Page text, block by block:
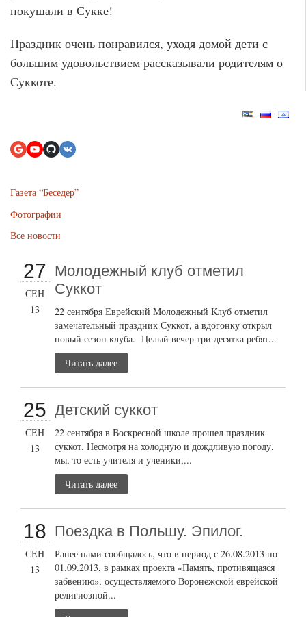
покушали в Сукке!
Праздник очень понравился, уходя домой дети с
большим удовольствием рассказывали родителям о
Суккоте.
Газета “Беседер”
Фотографии
Все новости
27
СЕН
13
Молодежный клуб отметил
Суккот
22 сентября Еврейский Молодежный Клуб отметил
замечательный праздник Суккот, а вдогонку открыл
новый сезон клуба. Целый вечер три десятка ребят...
Читать далее
25
СЕН
13
Детский суккот
22 сентября в Воскресной школе прошел праздник
суккот. Несмотря на холодную и дождливую погоду,
мы, то есть учителя и ученики,...
Читать далее
18
СЕН
13
Поездка в Польшу. Эпилог.
Ранее нами сообщалось, что в период с 26.08.2013 по
01.09.2013, в рамках проекта «Память, противящаяся
забвению», осуществляемого Воронежской еврейской
религиозной...